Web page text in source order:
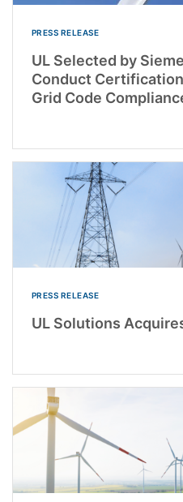
PRESS RELEASE
UL Selected by
Conduct
Grid Code
PRESS RELEASE
UL Solutions